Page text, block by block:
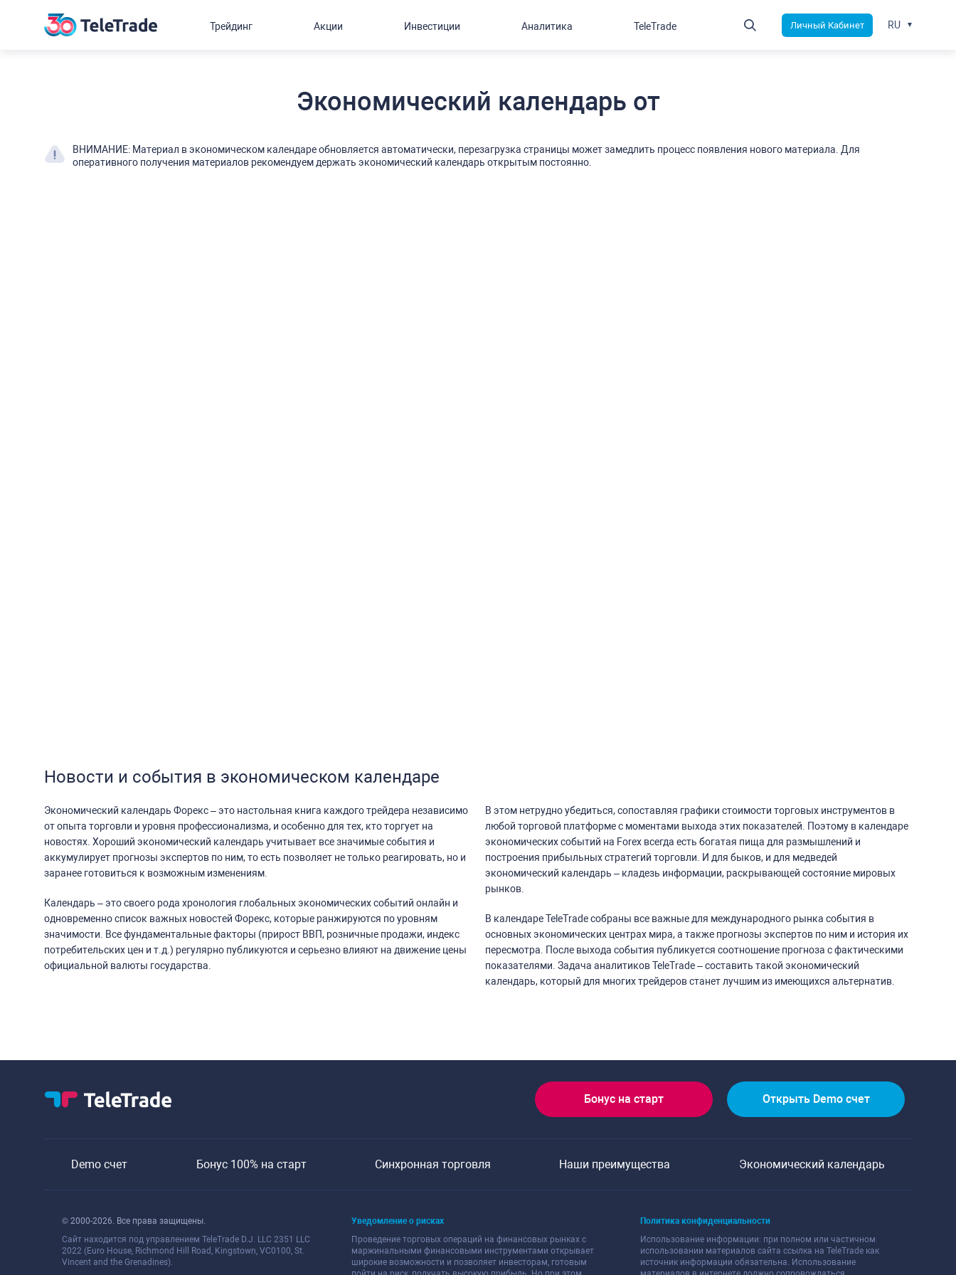
Экономический календарь от
ВНИМАНИЕ: Материал в экономическом календаре обновляется автоматически, перезагрузка страницы может замедлить процесс появления нового материала. Для
оперативного получения материалов рекомендуем держать экономический календарь открытым постоянно.
Новости и события в экономическом календаре
Экономический календарь Форекс – это настольная книга каждого трейдера независимо
от опыта торговли и уровня профессионализма, и особенно для тех, кто торгует на
новостях. Хороший экономический календарь учитывает все значимые события и
аккумулирует прогнозы экспертов по ним, то есть позволяет не только реагировать, но и
заранее готовиться к возможным изменениям.
Календарь – это своего рода хронология глобальных экономических событий онлайн и
одновременно список важных новостей Форекс, которые ранжируются по уровням
значимости. Все фундаментальные факторы (прирост ВВП, розничные продажи, индекс
потребительских цен и т.д.) регулярно публикуются и серьезно влияют на движение цены
официальной валюты государства.
В этом нетрудно убедиться, сопоставляя графики стоимости торговых инструментов в
любой торговой платформе с моментами выхода этих показателей. Поэтому в календаре
экономических событий на Forex всегда есть богатая пища для размышлений и
построения прибыльных стратегий торговли. И для быков, и для медведей
экономический календарь – кладезь информации, раскрывающей состояние мировых
рынков.
В календаре TeleTrade собраны все важные для международного рынка события в
основных экономических центрах мира, а также прогнозы экспертов по ним и история их
пересмотра. После выхода события публикуется соотношение прогноза с фактическими
показателями. Задача аналитиков TeleTrade – составить такой экономический
календарь, который для многих трейдеров станет лучшим из имеющихся альтернатив.
Трейдинг Акции Инвестиции Аналитика TeleTrade Личный Кабинет RU
Бонус на старт Открыть Demo счет
Demo счет Бонус 100% на старт Синхронная торговля Наши преимущества Экономический календарь
© 2000-2026. Все права защищены.
Сайт находится под управлением TeleTrade D.J. LLC 2351 LLC
2022 (Euro House, Richmond Hill Road, Kingstown, VC0100, St.
Vincent and the Grenadines).
Уведомление о рисках
Проведение торговых операций на финансовых рынках с
маржинальными финансовыми инструментами открывает
широкие возможности и позволяет инвесторам, готовым
Политика конфиденциальности
Использование информации: при полном или частичном
использовании материалов сайта ссылка на TeleTrade как
источник информации обязательна. Использование